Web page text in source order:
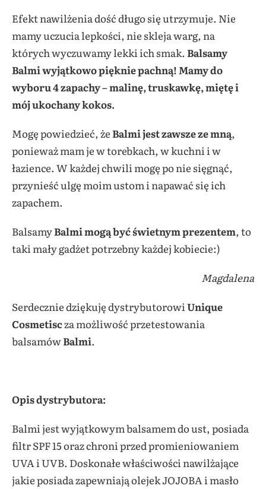
Efekt nawilżenia dość długo się utrzymuje. Nie
mamy uczucia lepkości, nie skleja warg, na
których wyczuwamy lekki ich smak. Balsamy
Balmi wyjątkowo pięknie pachną!Mamy do
wyboru 4 zapachy – malinę, truskawkę, miętę i
mój ukochany kokos.
Mogę powiedzieć, żeBalmi jest zawsze ze mną,
ponieważ mam je w torebkach, w kuchni i w
łazience. W każdej chwili mogę po nie sięgnąć,
przynieść ulgę moim ustom i napawać się ich
zapachem.
BalsamyBalmimogą być świetnym prezentem, to
taki mały gadżet potrzebny każdej kobiecie:)
Magdalena
Serdecznie dziękuję dystrybutorowiUnique
Cosmetiscza możliwość przetestowania
balsamówBalmi.
Opis dystrybutora:
Balmi jest wyjątkowym balsamem do ust, posiada
filtr SPF 15 oraz chroni przed promieniowaniem
UVA i UVB. Doskonałe właściwości nawilżające
jakie posiada zapewniają olejek JOJOBA i masło